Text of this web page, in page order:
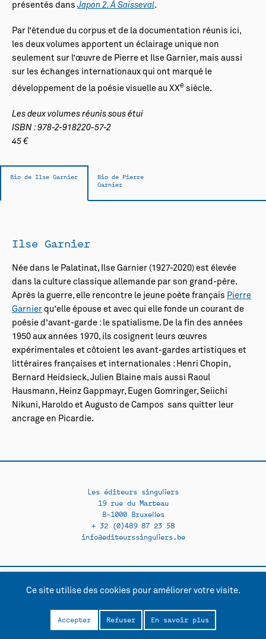
présentés dansJapon 2. À Saisseval.
Par l’étendue du corpus et de la documentation réunis ici,
les deux volumes apportent un éclairage unique non
seulement sur l’œuvre de Pierre et Ilse Garnier, mais aussi
sur les échanges internationaux qui ont marqué le
développement de la poésie visuelle au XXe siècle.
Les deux volumes réunis sous étui
ISBN : 978-2-918220-57-2
45 €
Bio de Ilse Garnier
Bio de Pierre
Garnier
Ilse Garnier
Née dans le Palatinat, Ilse Garnier (1927-2020) est élevée
dans la culture classique allemande par son grand-père.
Après la guerre, elle rencontre le jeune poète français Pierre
Garnier qu’elle épouse et avec qui elle fonde un courant de
poésie d’avant-garde : le spatialisme. De la fin des années
1950 aux années 1970, ils cosignent leurs œuvres
expérimentales et côtoient les avant-gardes artistiques et
littéraires françaises et internationales : Henri Chopin,
Bernard Heidsieck, Julien Blaine mais aussi Raoul
Hausmann, Heinz Gappmayr, Eugen Gomringer, Seiichi
Nikuni, Haroldo et Augusto de Campos sans quitter leur
ancrage en Picardie.
Les éditeurs singuliers
19 rue du Marteau
B-1000 Bruxelles
+ 32 (0)489 87 23 58
info@editeurssinguliers.be
Instagram →
Contact
Politique de confidentialité
Ce site utilise des cookies pour améliorer votre visite.
Accepter Refuser En savoir plus